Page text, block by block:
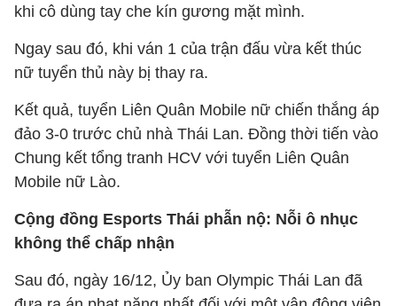
khi cô dùng tay che kín gương mặt mình.
Ngay sau đó, khi ván 1 của trận đấu vừa kết thúc
nữ tuyển thủ này bị thay ra.
Kết quả, tuyển Liên Quân Mobile nữ chiến thắng áp
đảo 3-0 trước chủ nhà Thái Lan. Đồng thời tiến vào
Chung kết tổng tranh HCV với tuyển Liên Quân
Mobile nữ Lào.
Cộng đồng Esports Thái phẫn nộ: Nỗi ô nhục
không thể chấp nhận
Sau đó, ngày 16/12, Ủy ban Olympic Thái Lan đã